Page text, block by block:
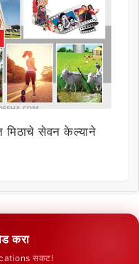
सेवन केल्याने
करा
सकट!